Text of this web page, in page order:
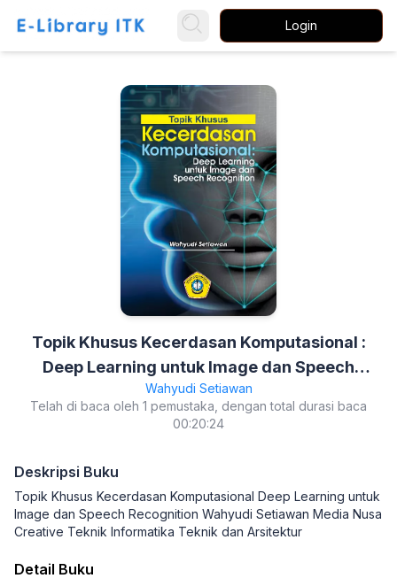
Login
Topik Khusus Kecerdasan Komputasional :
Deep Learning untuk Image dan Speech
Recognition
Wahyudi Setiawan
Telah di baca oleh 1 pemustaka, dengan total durasi baca
00:20:24
Deskripsi Buku
Topik Khusus Kecerdasan Komputasional Deep Learning untuk
Image dan Speech Recognition Wahyudi Setiawan Media Nusa
Creative Teknik Informatika Teknik dan Arsitektur
Detail Buku